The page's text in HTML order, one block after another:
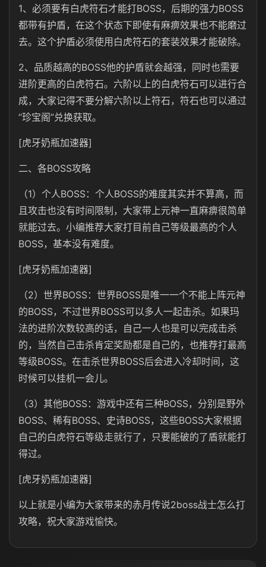
1、必须要有白虎符石才能打BOSS，后期的强力BOSS
都带有护盾，在这个状态下即使有麻痹效果也不能磨过
去。这个护盾必须使用白虎符石的套装效果才能破除。
2、品质越高的BOSS他的护盾就会越强，同时也需要
进阶更高的白虎符石。六阶以上的白虎符石可以进行合
成，大家记得不要分解六阶以上符石，符石也可以通过
“珍宝阁”兑换获取。
[虎牙奶瓶加速器]
二、各BOSS攻略
（1）个人BOSS：个人BOSS的难度其实并不算高，而
且攻击也没有时间限制，大家带上元神一直麻痹很简单
就能过去。小编推荐大家打目前自己等级最高的个人
BOSS，基本没有难度。
[虎牙奶瓶加速器]
（2）世界BOSS：世界BOSS是唯一一个不能上阵元神
的BOSS，不过世界BOSS可以多人一起击杀。如果玛
法的进阶次数较高的话，自己一人也是可以完成击杀
的，当然自己击杀肯定奖励都是自己的，也推荐打最高
等级BOSS。在击杀世界BOSS后会进入冷却时间，这
时候可以挂机一会儿。
（3）其他BOSS：游戏中还有三种BOSS，分别是野外
BOSS、稀有BOSS、史诗BOSS，这些BOSS大家根据
自己的白虎符石等级走就行了，只要能破的了盾就能打
得过。
[虎牙奶瓶加速器]
以上就是小编为大家带来的赤月传说2boss战士怎么打
攻略，祝大家游戏愉快。